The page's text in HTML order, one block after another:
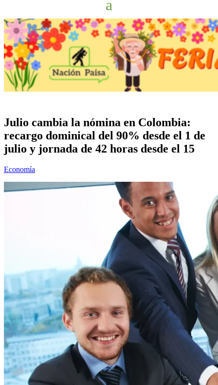
Julio cambia la nómina en Colombia:
recargo dominical del 90% desde el 1 de
julio y jornada de 42 horas desde el 15
Economía